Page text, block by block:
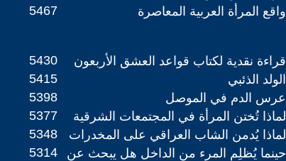
5467 واقع المرأة العربية المعاصرة
5430 قراءة نقدية لكتاب قواعد العشق الأربعون
5415 الولد الذئبي
5398 عرس الدم في الموصل
5377 لماذا تُختن المرأة في المجتمعات الشرقية
5348 لماذا يُدمن الشاب العراقي على المخدرات
5314
حينما يُظلِم المرء من الداخل هل يبحث عن